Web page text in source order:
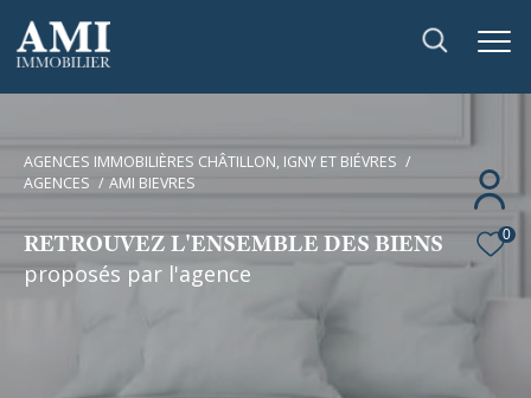
0
AGENCES IMMOBILIÈRES CHÂTILLON, IGNY ET BIÉVRES
AGENCES
AMI BIEVRES
RETROUVEZ L'ENSEMBLE DES BIENS
proposés par l'agence